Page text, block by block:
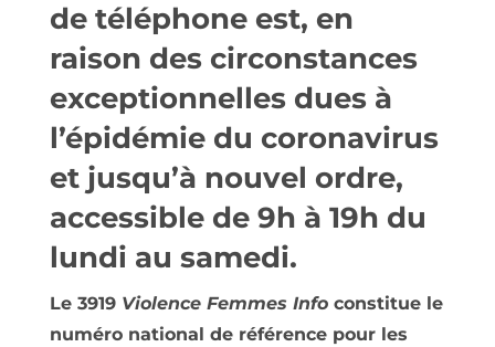
de téléphone est, en
raison des circonstances
exceptionnelles dues à
l’épidémie du coronavirus
et jusqu’à nouvel ordre,
accessible de 9h à 19h du
lundi au samedi.
Le 3919 Violence Femmes Infoconstitue le
numéro national de référence pour les